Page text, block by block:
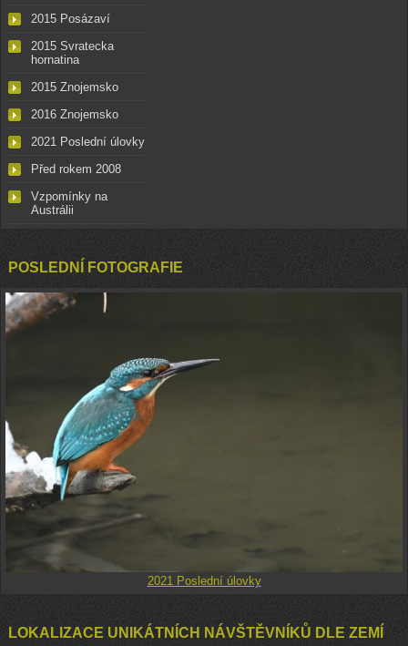
2015 Posázaví
2015 Svratecka
hornatina
2015 Znojemsko
2016 Znojemsko
2021 Poslední úlovky
Před rokem 2008
Vzpomínky na
Austrálii
POSLEDNÍ FOTOGRAFIE
2021 Poslední úlovky
LOKALIZACE UNIKÁTNÍCH NÁVŠTĚVNÍKŮ DLE ZEMÍ